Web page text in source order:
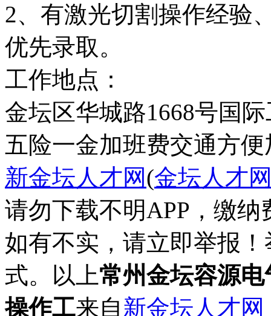
2、有激光切割操作经验
优先录取。
工作地点：
金坛区华城路1668号国
五险一金加班费交通方便
新金坛人才网(金坛人才
请勿下载不明APP，缴
如有不实，请立即举报
式。以上常州金坛容源
操作工来自新金坛人才网